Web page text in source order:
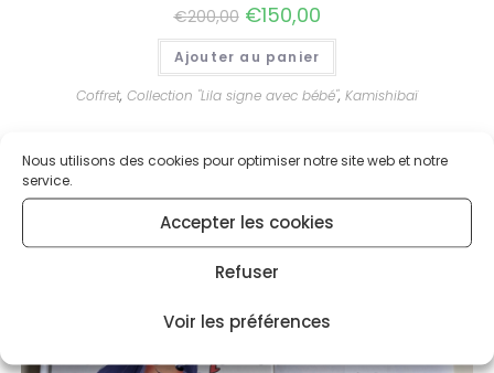
Nous utilisons des cookies pour optimiser notre site web et notre
service.
Accepter les cookies
Refuser
Voir les préférences
€200,00 €150,00
Ajouter au panier
Coffret, Collection "Lila signe avec bébé", Kamishibaï